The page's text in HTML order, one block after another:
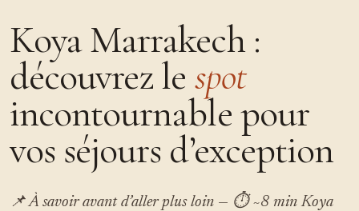
Koya Marrakech :
découvrez le spot
incontournable pour
vos séjours d’exception
📌 À savoir avant d’aller plus loin — ⏱ ~8 min Koya